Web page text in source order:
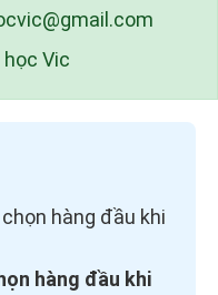
Vic
hàng đầu khi